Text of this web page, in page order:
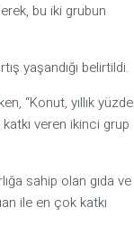
bu iki grubun
yaşandığı belirtildi.
“Konut, yıllık yüzde
veren ikinci grup
sahip olan gıda ve
ile en çok katkı